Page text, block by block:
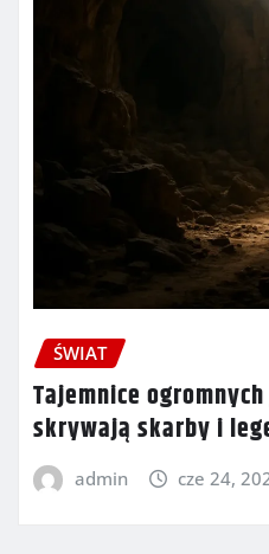
ŚWIAT
Tajemnice
skrywają skarby i
admin cze 24,